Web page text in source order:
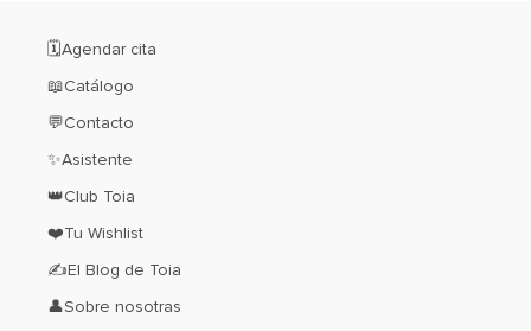
🗓️Agendar cita
📖Catálogo
💬Contacto
✨Asistente
👑Club Toia
❤️Tu Wishlist
✍El Blog de Toia
👤Sobre nosotras